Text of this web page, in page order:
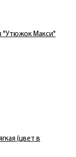
"Утюжок Макси"
(цвет в